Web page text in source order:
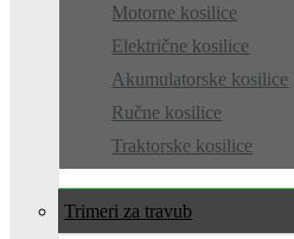
Motorne kosilice
Električne kosilice
Akumulatorske kosilice
Ručne kosilice
Traktorske kosilice
Trimeri za travu